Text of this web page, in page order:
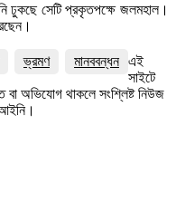
ঢুকছে সেটি প্রকৃতপক্ষে জলমহাল।
ভ্রমণ
মানববন্ধন এই
সাইটে
বা অভিযোগ থাকলে সংশ্লিষ্ট নিউজ